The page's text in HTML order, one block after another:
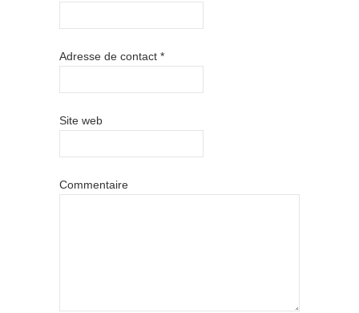
Adresse de contact *
Site web
Commentaire